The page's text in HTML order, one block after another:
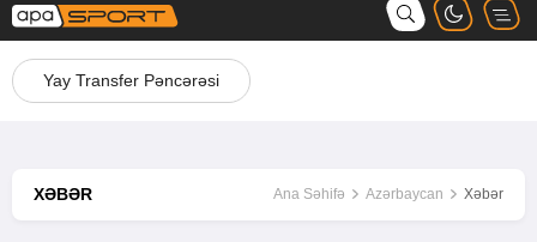
Yay Transfer Pəncərəsi
XƏBƏR Ana Səhifə Azərbaycan Xəbər